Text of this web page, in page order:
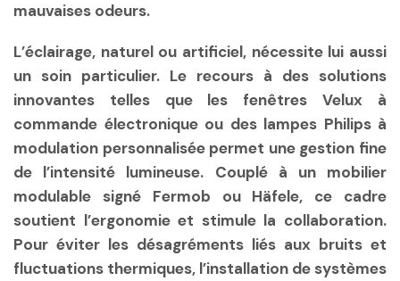
mauvaises odeurs.
L’éclairage, naturel ou artificiel, nécessite lui aussi
un soin particulier. Le recours à des solutions
innovantes telles que les fenêtres Velux à
commande électronique ou des lampes Philips à
modulation personnalisée permet une gestion fine
de l’intensité lumineuse. Couplé à un mobilier
modulable signé Fermob ou Häfele, ce cadre
soutient l’ergonomie et stimule la collaboration.
Pour éviter les désagréments liés aux bruits et
fluctuations thermiques, l’installation de systèmes